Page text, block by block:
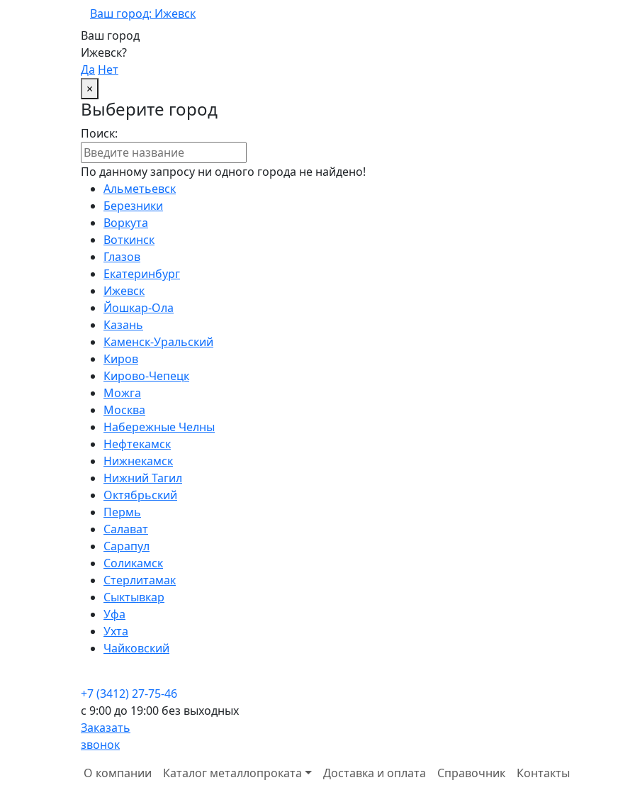
Ваш город: Ижевск
Ваш город
Ижевск?
Да Нет
×
Выберите город
Поиск:
По данному запросу ни одного города не найдено!
Альметьевск
Березники
Воркута
Воткинск
Глазов
Екатеринбург
Ижевск
Йошкар-Ола
Казань
Каменск-Уральский
Киров
Кирово-Чепецк
Можга
Москва
Набережные Челны
Нефтекамск
Нижнекамск
Нижний Тагил
Октябрьский
Пермь
Салават
Сарапул
Соликамск
Стерлитамак
Сыктывкар
Уфа
Ухта
Чайковский
+7 (3412) 27-75-46
c 9:00 до 19:00 без выходных
Заказать
звонок
О компании
Каталог металлопроката Доставка и оплата Справочник
Контакты